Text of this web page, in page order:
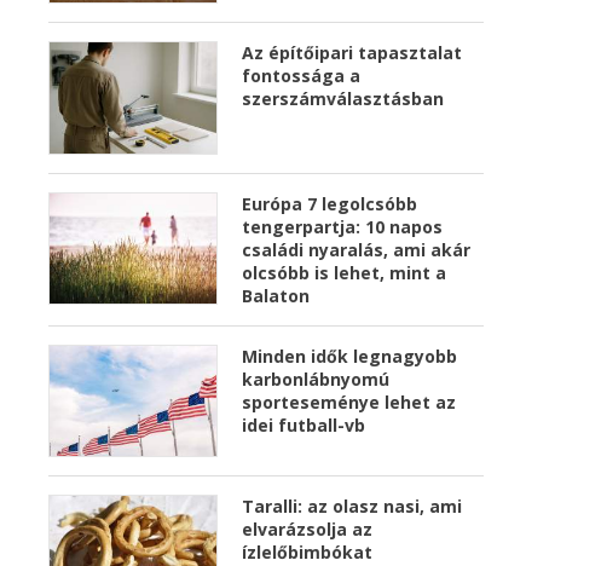
Az építőipari tapasztalat
fontossága a
szerszámválasztásban
Európa 7 legolcsóbb
tengerpartja: 10 napos
családi nyaralás, ami akár
olcsóbb is lehet, mint a
Balaton
Minden idők legnagyobb
karbonlábnyomú
sporteseménye lehet az
idei futball-vb
Taralli: az olasz nasi, ami
elvarázsolja az
ízlelőbimbókat